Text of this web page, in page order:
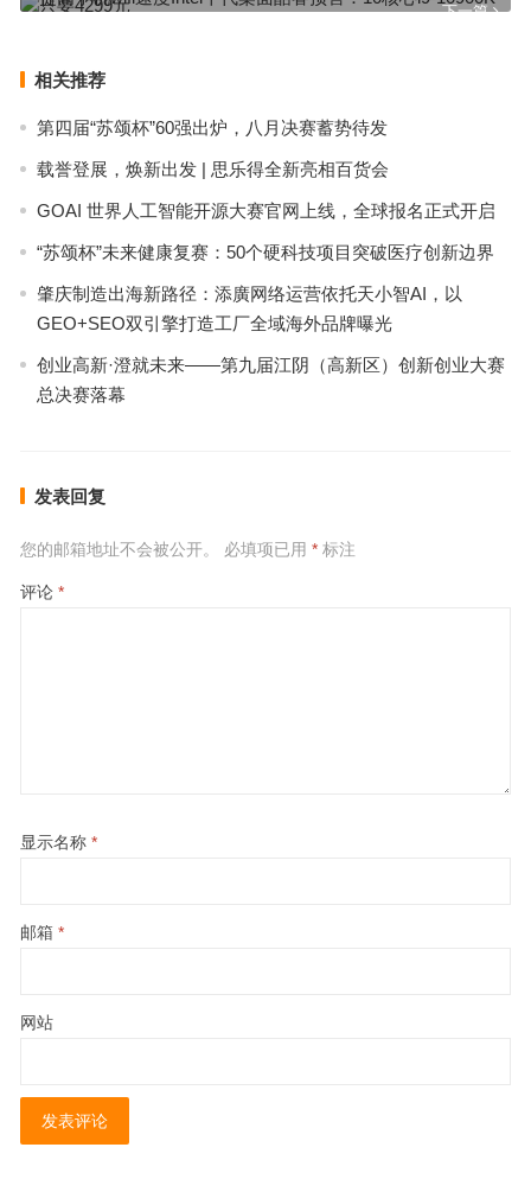
下一篇
相关推荐
第四届“苏颂杯”60强出炉，八月决赛蓄势待发
载誉登展，焕新出发 | 思乐得全新亮相百货会
GOAI 世界人工智能开源大赛官网上线，全球报名正式开启
“苏颂杯”未来健康复赛：50个硬科技项目突破医疗创新边界
肇庆制造出海新路径：添廣网络运营依托天小智AI，以
GEO+SEO双引擎打造工厂全域海外品牌曝光
创业高新·澄就未来——第九届江阴（高新区）创新创业大赛
总决赛落幕
发表回复
您的邮箱地址不会被公开。 必填项已用 *标注
评论 *
显示名称 *
邮箱 *
网站